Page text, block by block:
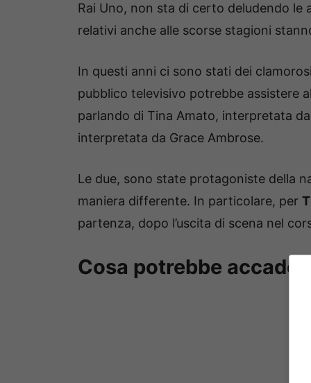
Rai Uno, non sta di certo deludendo
relativi anche alle scorse stagioni
In questi anni ci sono stati dei
pubblico televisivo potrebbe assistere
parlando di Tina Amato, interpretata
interpretata da Grace Ambrose.
Le due, sono state protagoniste della
maniera differente. In particolare, per
partenza, dopo l’uscita di scena nel
Cosa potrebbe